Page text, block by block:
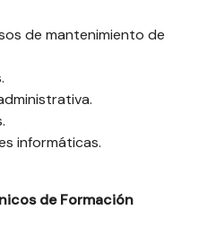
de mantenimiento de
informáticas.
de Formación